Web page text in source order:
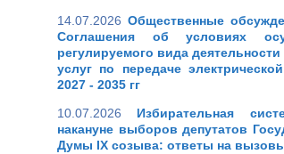
14.07.2026 Общественные
Соглашения об условиях
регулируемого вида
услуг по передаче
2027 - 2035 гг
10.07.2026
Избирательная
накануне выборов депутатов
Думы IX созыва: ответы на